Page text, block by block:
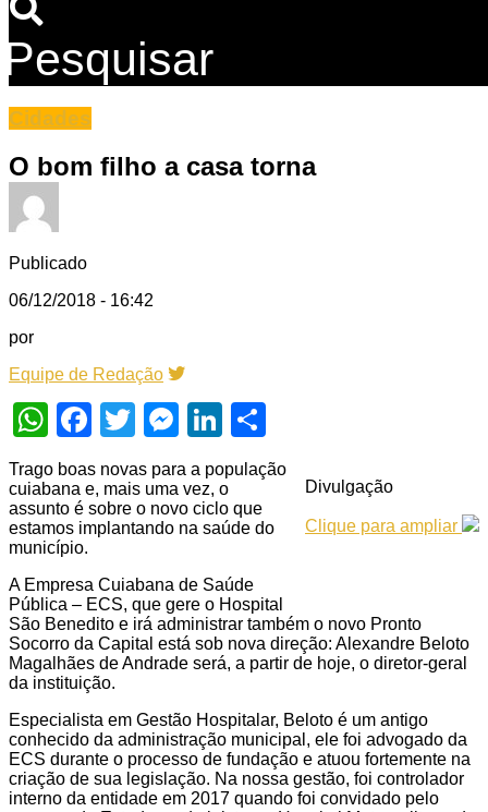
Pesquisar
Cidades
O bom filho a casa torna
Publicado
06/12/2018 - 16:42
por
Equipe de Redação
WhatsApp
Facebook
TwitterMessenger
LinkedIn
Divulgação
Clique para ampliar
Trago boas novas para a população
cuiabana e, mais uma vez, o
assunto é sobre o novo ciclo que
estamos implantando na saúde do
município.
A Empresa Cuiabana de Saúde
Pública – ECS, que gere o Hospital
São Benedito e irá administrar também o novo Pronto
Socorro da Capital está sob nova direção: Alexandre Beloto
Magalhães de Andrade será, a partir de hoje, o diretor-geral
da instituição.
Especialista em Gestão Hospitalar, Beloto é um antigo
conhecido da administração municipal, ele foi advogado da
ECS durante o processo de fundação e atuou fortemente na
criação de sua legislação. Na nossa gestão, foi controlador
interno da entidade em 2017 quando foi convidado pelo